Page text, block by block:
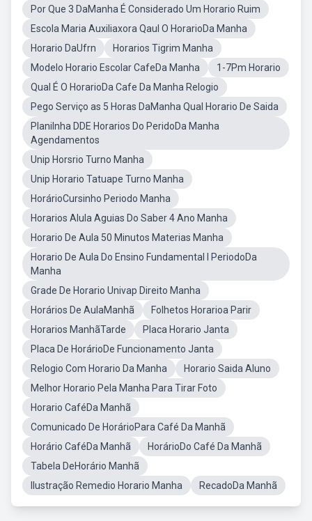
Por Que 3 DaManha É Considerado Um Horario Ruim
Escola Maria Auxiliaxora Qaul O HorarioDa Manha
Horario DaUfrn
Horarios Tigrim Manha
Modelo Horario Escolar CafeDa Manha
1-7Pm Horario
Qual É O HorarioDa Cafe Da Manha Relogio
Pego Serviço as 5 Horas DaManha Qual Horario De Saida
Planilnha DDE Horarios Do PeridoDa Manha
Agendamentos
Unip Horsrio Turno Manha
Unip Horario Tatuape Turno Manha
HorárioCursinho Periodo Manha
Horarios Alula Aguias Do Saber 4 Ano Manha
Horario De Aula 50 Minutos Materias Manha
Horario De Aula Do Ensino Fundamental I PeriodoDa
Manha
Grade De Horario Univap Direito Manha
Horários De AulaManhã
Folhetos Horarioa Parir
Horarios ManhãTarde
Placa Horario Janta
Placa De HorárioDe Funcionamento Janta
Relogio Com Horario Da Manha
Horario Saida Aluno
Melhor Horario Pela Manha Para Tirar Foto
Horario CaféDa Manhã
Comunicado De HorárioPara Café Da Manhã
Horário CaféDa Manhã
HorárioDo Café Da Manhã
Tabela DeHorário Manhã
Ilustração Remedio Horario Manha
RecadoDa Manhã